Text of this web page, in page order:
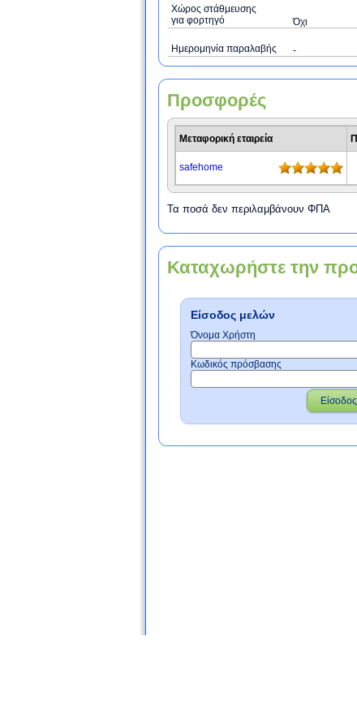
Χώρος στάθμευσης
για φορτηγό
Όχι
Ημερομηνία παραλαβής -
Προσφορές
Μεταφορική εταιρεία
safehome
Τα ποσά δεν περιλαμβάνουν ΦΠΑ
Καταχωρήστε την
Είσοδος μελών
Όνομα Χρήστη
Κωδικός πρόσβασης
Είσοδος